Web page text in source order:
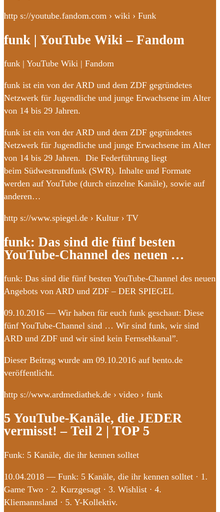
http s://youtube.fandom.com › wiki › Funk
funk | YouTube Wiki – Fandom
funk | YouTube Wiki | Fandom
funk ist ein von der ARD und dem ZDF gegründetes
Netzwerk für Jugendliche und junge Erwachsene im Alter
von 14 bis 29 Jahren.
funk ist ein von der ARD und dem ZDF gegründetes
Netzwerk für Jugendliche und junge Erwachsene im Alter
von 14 bis 29 Jahren. Die Federführung liegt
beim Südwestrundfunk (SWR). Inhalte und Formate
werden auf YouTube (durch einzelne Kanäle), sowie auf
anderen…
http s://www.spiegel.de › Kultur › TV
funk: Das sind die fünf besten
YouTube-Channel des neuen …
funk: Das sind die fünf besten YouTube-Channel des neuen
Angebots von ARD und ZDF – DER SPIEGEL
09.10.2016 — Wir haben für euch funk geschaut: Diese
fünf YouTube-Channel sind … Wir sind funk, wir sind
ARD und ZDF und wir sind kein Fernsehkanal”.
Dieser Beitrag wurde am 09.10.2016 auf bento.de
veröffentlicht.
http s://www.ardmediathek.de › video › funk
5 YouTube-Kanäle, die JEDER
vermisst! – Teil 2 | TOP 5
Funk: 5 Kanäle, die ihr kennen solltet
10.04.2018 — Funk: 5 Kanäle, die ihr kennen solltet · 1.
Game Two · 2. Kurzgesagt · 3. Wishlist · 4.
Kliemannsland · 5. Y-Kollektiv.